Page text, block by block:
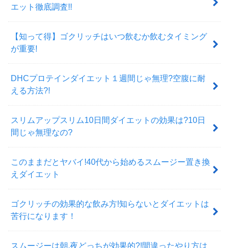
エット徹底調査!!
【知って得】ゴクリッチはいつ飲むか飲むタイミング
が重要!
DHCプロテインダイエット１週間じゃ無理?空腹に耐
える方法?!
スリムアップスリム10日間ダイエットの効果は?10日
間じゃ無理なの?
このままだとヤバイ!40代から始めるスムージー置き換
えダイエット
ゴクリッチの効果的な飲み方!知らないとダイエットは
苦行になります！
スムージーは朝,夜どっちが効果的?!間違ったやり方は